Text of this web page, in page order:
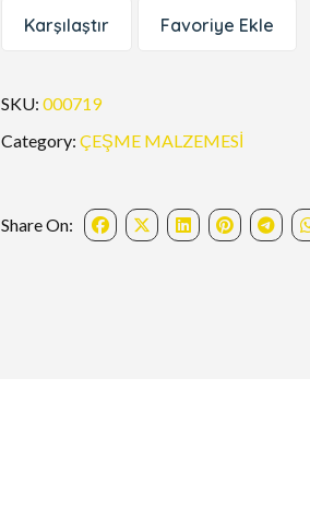
Karşılaştır Favoriye Ekle
SKU:000719
Category:ÇEŞME MALZEMESİ
Share On: